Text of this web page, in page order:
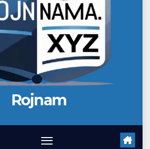
Rojnam